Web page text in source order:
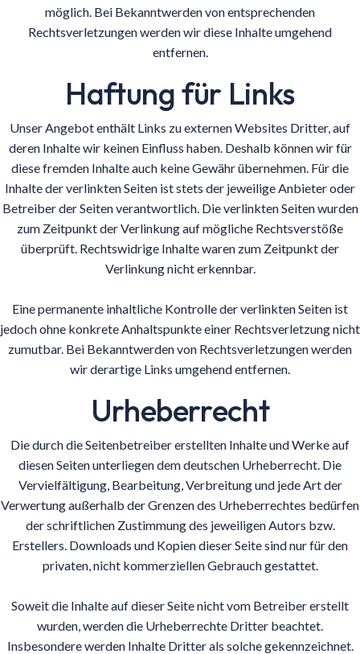
möglich. Bei Bekanntwerden von entsprechenden
Rechtsverletzungen werden wir diese Inhalte umgehend
entfernen.
Haftung für Links
Unser Angebot enthält Links zu externen Websites Dritter, auf
deren Inhalte wir keinen Einfluss haben. Deshalb können wir für
diese fremden Inhalte auch keine Gewähr übernehmen. Für die
Inhalte der verlinkten Seiten ist stets der jeweilige Anbieter oder
Betreiber der Seiten verantwortlich. Die verlinkten Seiten wurden
zum Zeitpunkt der Verlinkung auf mögliche Rechtsverstöße
überprüft. Rechtswidrige Inhalte waren zum Zeitpunkt der
Verlinkung nicht erkennbar.
Eine permanente inhaltliche Kontrolle der verlinkten Seiten ist
jedoch ohne konkrete Anhaltspunkte einer Rechtsverletzung nicht
zumutbar. Bei Bekanntwerden von Rechtsverletzungen werden
wir derartige Links umgehend entfernen.
Urheberrecht
Die durch die Seitenbetreiber erstellten Inhalte und Werke auf
diesen Seiten unterliegen dem deutschen Urheberrecht. Die
Vervielfältigung, Bearbeitung, Verbreitung und jede Art der
Verwertung außerhalb der Grenzen des Urheberrechtes bedürfen
der schriftlichen Zustimmung des jeweiligen Autors bzw.
Erstellers. Downloads und Kopien dieser Seite sind nur für den
privaten, nicht kommerziellen Gebrauch gestattet.
Soweit die Inhalte auf dieser Seite nicht vom Betreiber erstellt
wurden, werden die Urheberrechte Dritter beachtet.
Insbesondere werden Inhalte Dritter als solche gekennzeichnet.